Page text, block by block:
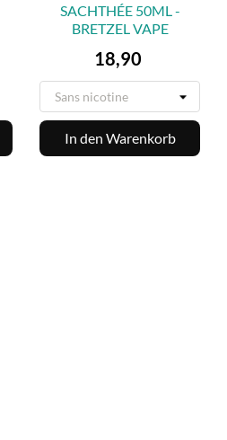
SACHTHÉE 50ML -
BRETZEL VAPE
Preis
18,90
In den Warenkorb